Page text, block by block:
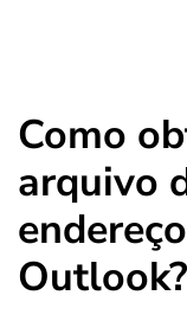
Como
arquivo
Outlook?